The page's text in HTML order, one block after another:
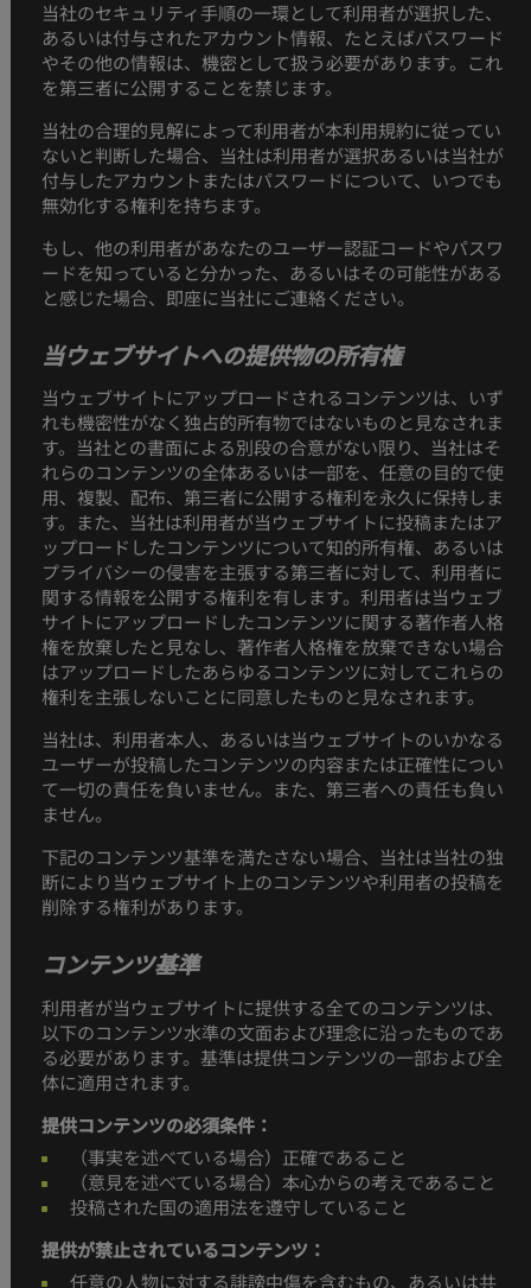
当社のセキュリティ手順の一環として利用者が選択した、
あるいは付与されたアカウント情報、たとえばパスワード
やその他の情報は、機密として扱う必要があります。これ
を第三者に公開することを禁じます。
当社の合理的見解によって利用者が本利用規約に従ってい
ないと判断した場合、当社は利用者が選択あるいは当社が
付与したアカウントまたはパスワードについて、いつでも
無効化する権利を持ちます。
もし、他の利用者があなたのユーザー認証コードやパスワ
ードを知っていると分かった、あるいはその可能性がある
と感じた場合、即座に当社にご連絡ください。
当ウェブサイトへの提供物の所有権
当ウェブサイトにアップロードされるコンテンツは、いず
れも機密性がなく独占的所有物ではないものと見なされま
す。当社との書面による別段の合意がない限り、当社はそ
れらのコンテンツの全体あるいは一部を、任意の目的で使
用、複製、配布、第三者に公開する権利を永久に保持しま
す。また、当社は利用者が当ウェブサイトに投稿またはア
ップロードしたコンテンツについて知的所有権、あるいは
プライバシーの侵害を主張する第三者に対して、利用者に
関する情報を公開する権利を有します。利用者は当ウェブ
サイトにアップロードしたコンテンツに関する著作者人格
権を放棄したと見なし、著作者人格権を放棄できない場合
はアップロードしたあらゆるコンテンツに対してこれらの
権利を主張しないことに同意したものと見なされます。
当社は、利用者本人、あるいは当ウェブサイトのいかなる
ユーザーが投稿したコンテンツの内容または正確性につい
て一切の責任を負いません。また、第三者への責任も負い
ません。
下記のコンテンツ基準を満たさない場合、当社は当社の独
断により当ウェブサイト上のコンテンツや利用者の投稿を
削除する権利があります。
コンテンツ基準
利用者が当ウェブサイトに提供する全てのコンテンツは、
以下のコンテンツ水準の文面および理念に沿ったものであ
る必要があります。基準は提供コンテンツの一部および全
体に適用されます。
提供コンテンツの必須条件：
（事実を述べている場合）正確であること
（意見を述べている場合）本心からの考えであること
投稿された国の適用法を遵守していること
提供が禁止されているコンテンツ：
任意の人物に対する誹謗中傷を含むもの、あるいは共